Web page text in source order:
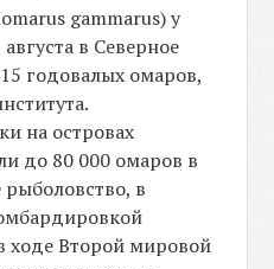
gammarus) у
в Северное
годовалых омаров,
на островах
до 80 000 омаров в
рыболовство, в
ходе Второй мировой